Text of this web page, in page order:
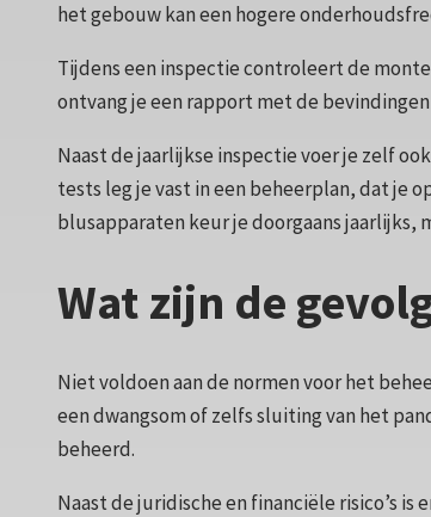
het gebouw kan een hogere
Tijdens een inspectie controleert de
ontvang je een rapport met de
Naast de jaarlijkse inspectie voer je zelf
tests leg je vast in een beheerplan, dat je
blusapparaten keur je doorgaans
Wat zijn de
Niet voldoen aan de normen voor het
een dwangsom of zelfs sluiting van het
beheerd.
Naast de juridische en financiële risico’s